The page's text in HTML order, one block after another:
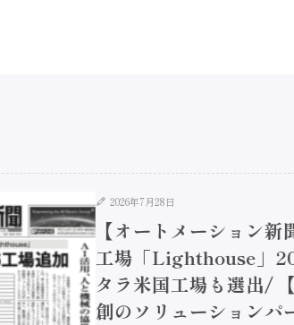
2026年7月28日
【オートメーション新
工場「Lighthouse」
タラ米国工場も選出/
創のソリューションパ